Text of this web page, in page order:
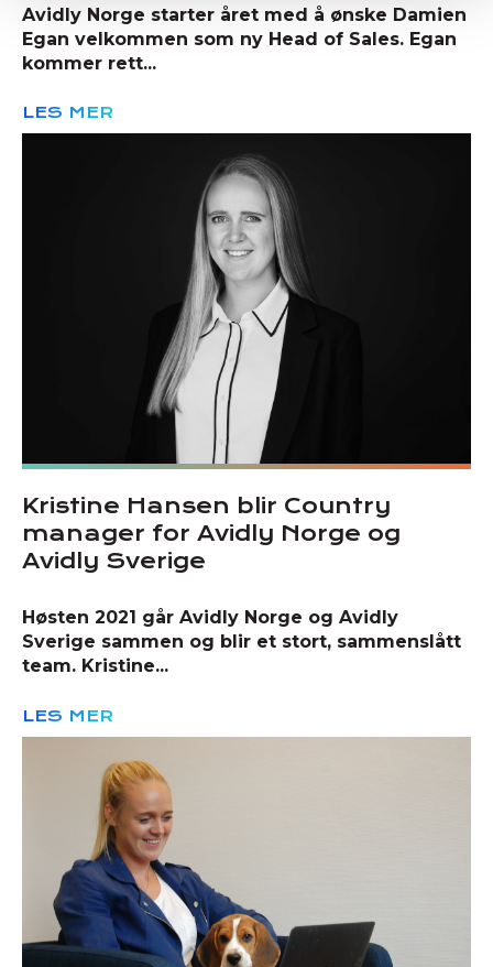
Avidly Norge starter året med å ønske Damien
Egan velkommen som ny Head of Sales. Egan
kommer rett...
LES MER
Kristine Hansen blir Country
manager for Avidly Norge og
Avidly Sverige
Høsten 2021 går Avidly Norge og Avidly
Sverige sammen og blir et stort, sammenslått
team. Kristine...
LES MER